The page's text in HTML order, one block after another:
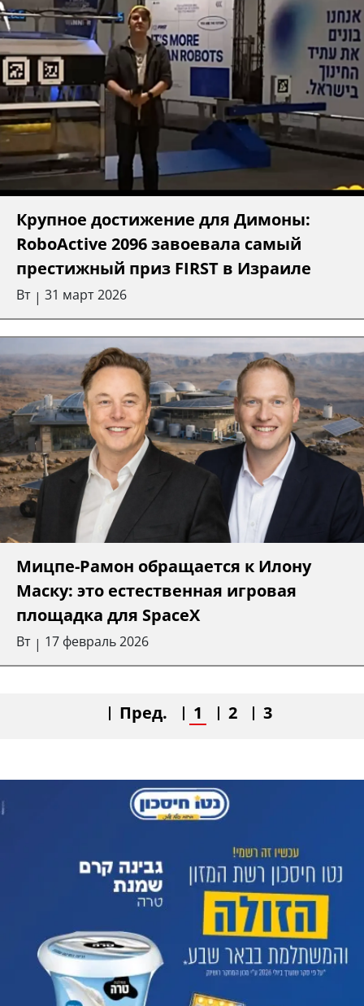
Крупное достижение для Димоны:
RoboActive 2096 завоевала самый
престижный приз FIRST в Израиле
Вт | 31 март 2026
Мицпе-Рамон обращается к Илону
Маску: это естественная игровая
площадка для SpaceX
Вт | 17 февраль 2026
Пред. 1 2 3